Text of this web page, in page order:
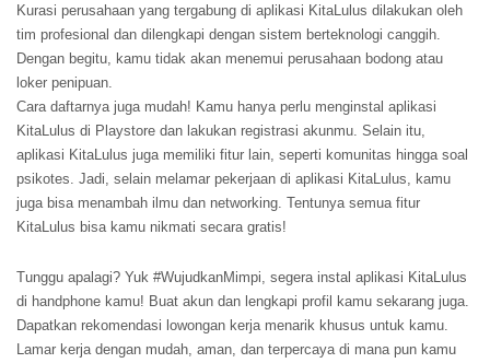
Kurasi perusahaan yang tergabung di aplikasi KitaLulus dilakukan oleh
tim profesional dan dilengkapi dengan sistem berteknologi canggih.
Dengan begitu, kamu tidak akan menemui perusahaan bodong atau
loker penipuan.
Cara daftarnya juga mudah! Kamu hanya perlu menginstal aplikasi
KitaLulus di Playstore dan lakukan registrasi akunmu. Selain itu,
aplikasi KitaLulus juga memiliki fitur lain, seperti komunitas hingga soal
psikotes. Jadi, selain melamar pekerjaan di aplikasi KitaLulus, kamu
juga bisa menambah ilmu dan networking. Tentunya semua fitur
KitaLulus bisa kamu nikmati secara gratis!
Tunggu apalagi? Yuk #WujudkanMimpi, segera instal aplikasi KitaLulus
di handphone kamu! Buat akun dan lengkapi profil kamu sekarang juga.
Dapatkan rekomendasi lowongan kerja menarik khusus untuk kamu.
Lamar kerja dengan mudah, aman, dan terpercaya di mana pun kamu